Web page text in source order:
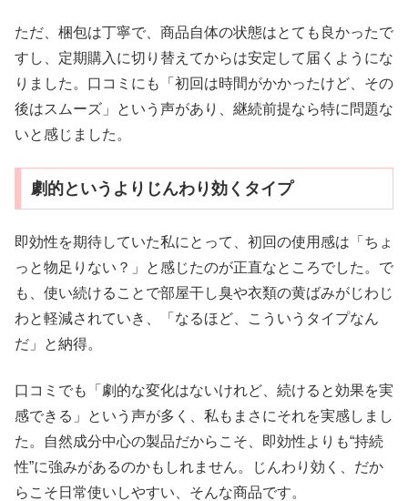
ただ、梱包は丁寧で、商品自体の状態はとても良かったで
すし、定期購入に切り替えてからは安定して届くようにな
りました。口コミにも「初回は時間がかかったけど、その
後はスムーズ」という声があり、継続前提なら特に問題な
いと感じました。
劇的というよりじんわり効くタイプ
即効性を期待していた私にとって、初回の使用感は「ちょ
っと物足りない？」と感じたのが正直なところでした。で
も、使い続けることで部屋干し臭や衣類の黄ばみがじわじ
わと軽減されていき、「なるほど、こういうタイプなん
だ」と納得。
口コミでも「劇的な変化はないけれど、続けると効果を実
感できる」という声が多く、私もまさにそれを実感しまし
た。自然成分中心の製品だからこそ、即効性よりも“持続
性”に強みがあるのかもしれません。じんわり効く、だか
らこそ日常使いしやすい、そんな商品です。